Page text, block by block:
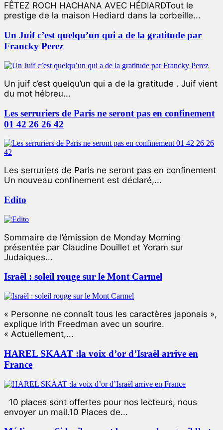
FÊTEZ ROCH HACHANA AVEC HÉDIARDTout le
prestige de la maison Hediard dans la corbeille...
Un Juif c’est quelqu’un qui a de la gratitude par
Francky Perez
Un juif c’est quelqu’un qui a de la gratitude . Juif vient
du mot hébreu...
Les serruriers de Paris ne seront pas en confinement
01 42 26 26 42
Les serruriers de Paris ne seront pas en confinement
Un nouveau confinement est déclaré,...
Edito
Sommaire de l’émission de Monday Morning
présentée par Claudine Douillet et Yoram sur
Judaiques...
Israël : soleil rouge sur le Mont Carmel
« Personne ne connaît tous les caractères japonais »,
explique Irith Freedman avec un sourire.
« Actuellement,...
HAREL SKAAT :la voix d’or d’Israël arrive en
France
10 places sont offertes pour nos lecteurs, nous
envoyer un mail.10 Places de...